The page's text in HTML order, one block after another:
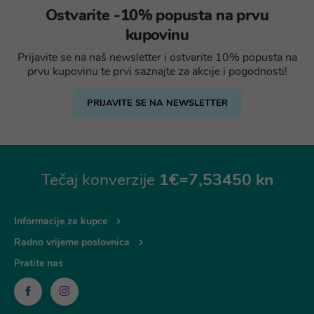
Ostvarite -10% popusta na prvu
kupovinu
Prijavite se na naš newsletter i ostvarite 10% popusta na
prvu kupovinu te prvi saznajte za akcije i pogodnosti!
PRIJAVITE SE NA NEWSLETTER
Tečaj konverzije 1€=7,53450 kn
Informacije za kupce
Radno vrijeme poslovnica
Pratite nas